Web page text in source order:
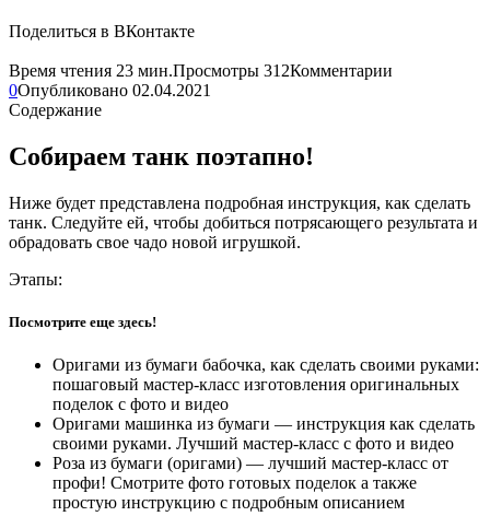
Поделиться в ВКонтакте
Время чтения 23 мин.Просмотры 312Комментарии
0Опубликовано 02.04.2021
Содержание
Собираем танк поэтапно!
Ниже будет представлена подробная инструкция, как сделать
танк. Следуйте ей, чтобы добиться потрясающего результата и
обрадовать свое чадо новой игрушкой.
Этапы:
Посмотрите еще здесь!
Оригами из бумаги бабочка, как сделать своими руками:
пошаговый мастер-класс изготовления оригинальных
поделок с фото и видео
Оригами машинка из бумаги — инструкция как сделать
своими руками. Лучший мастер-класс с фото и видео
Роза из бумаги (оригами) — лучший мастер-класс от
профи! Смотрите фото готовых поделок а также
простую инструкцию с подробным описанием